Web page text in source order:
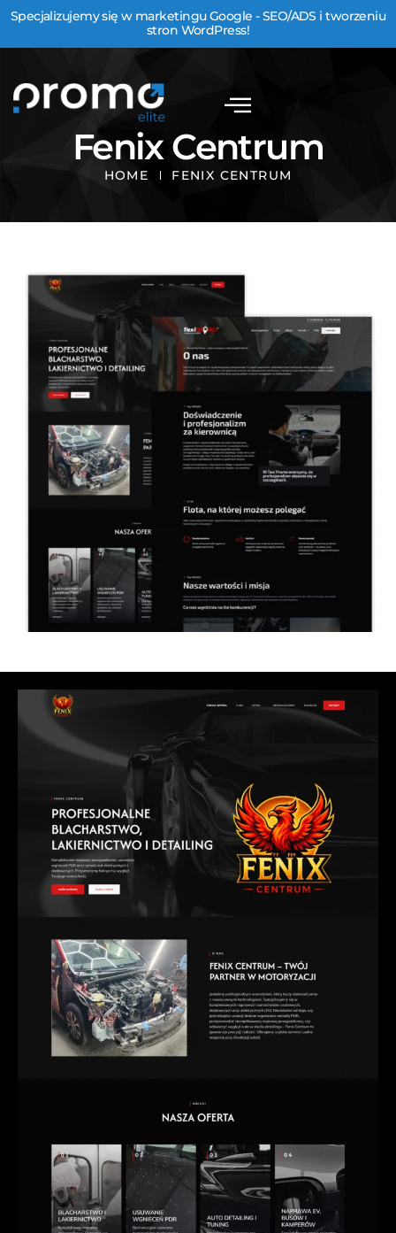
Specjalizujemy się w marketingu Google - SEO/ADS i tworzeniu
stron WordPress!
Fenix Centrum
HOME FENIX CENTRUM